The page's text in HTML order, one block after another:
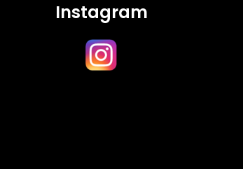
Instagram